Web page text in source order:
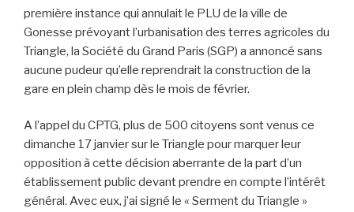
première instance qui annulait le PLU de la ville de
Gonesse prévoyant l’urbanisation des terres agricoles du
Triangle, la Société du Grand Paris (SGP) a annoncé sans
aucune pudeur qu’elle reprendrait la construction de la
gare en plein champ dès le mois de février.
A l’appel du CPTG, plus de 500 citoyens sont venus ce
dimanche 17 janvier sur le Triangle pour marquer leur
opposition à cette décision aberrante de la part d’un
établissement public devant prendre en compte l’intérêt
général. Avec eux, j’ai signé le « Serment du Triangle »